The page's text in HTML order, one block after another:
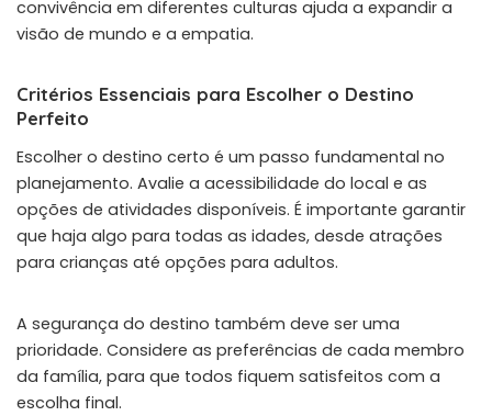
convivência em diferentes culturas ajuda a expandir a
visão de mundo e a empatia.
Critérios Essenciais para Escolher o Destino
Perfeito
Escolher o destino certo é um passo fundamental no
planejamento. Avalie a acessibilidade do local e as
opções de atividades disponíveis. É importante garantir
que haja algo para todas as idades, desde atrações
para crianças até opções para adultos.
A segurança do destino também deve ser uma
prioridade. Considere as preferências de cada membro
da família, para que todos fiquem satisfeitos com a
escolha final.